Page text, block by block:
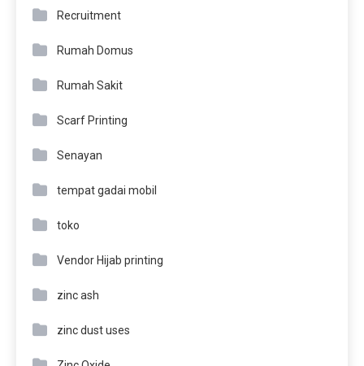
Recruitment
Rumah Domus
Rumah Sakit
Scarf Printing
Senayan
tempat gadai mobil
toko
Vendor Hijab printing
zinc ash
zinc dust uses